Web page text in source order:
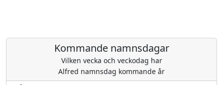
Kommande namnsdagar
Vilken vecka och veckodag har
Alfred namnsdag kommande år